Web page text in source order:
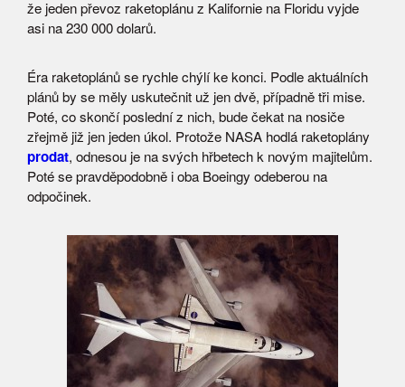
že jeden převoz raketoplánu z Kalifornie na Floridu vyjde
asi na 230 000 dolarů.
Éra raketoplánů se rychle chýlí ke konci. Podle aktuálních
plánů by se měly uskutečnit už jen dvě, případně tři mise.
Poté, co skončí poslední z nich, bude čekat na nosiče
zřejmě již jen jeden úkol. Protože NASA hodlá raketoplány
prodat, odnesou je na svých hřbetech k novým majitelům.
Poté se pravděpodobně i oba Boeingy odeberou na
odpočinek.